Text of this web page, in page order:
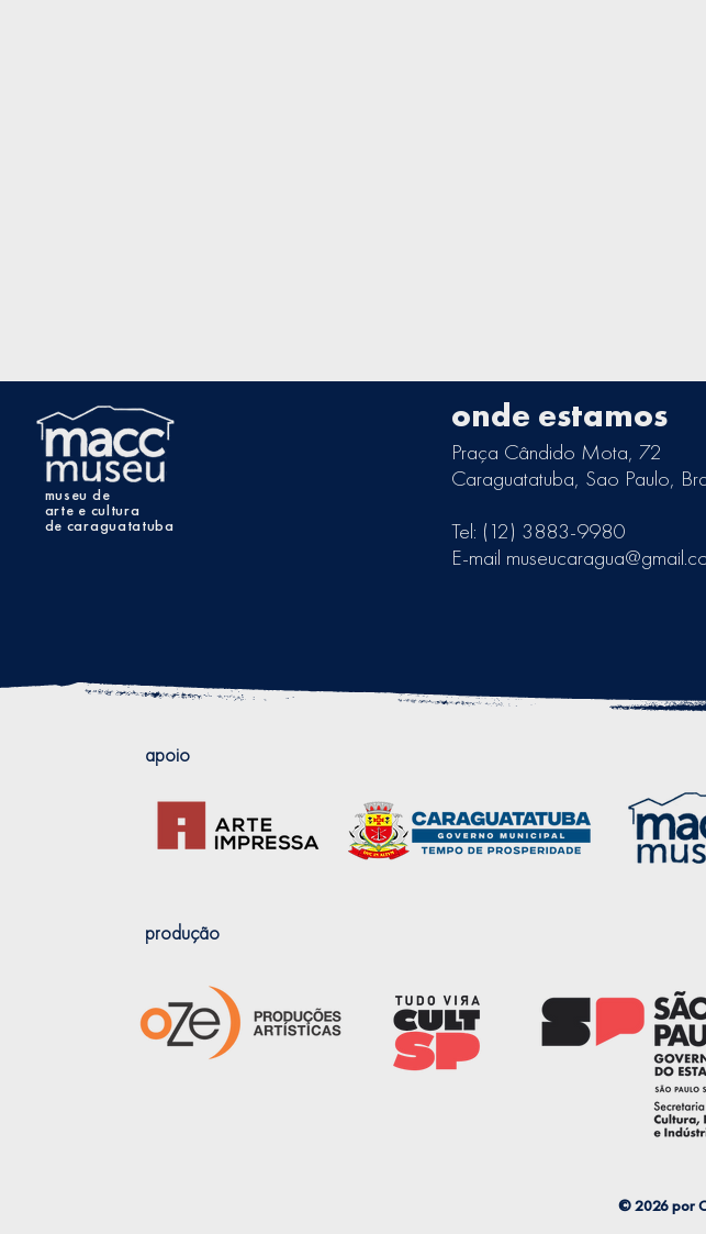
museu de
arte e cultura
de caraguatatuba
onde estamos
Praça Cândido Mota, 72
Caraguatatuba, Sao Paulo,
Tel: (12) 3883-9980
E-mail
apoio
produção
© 2026 por